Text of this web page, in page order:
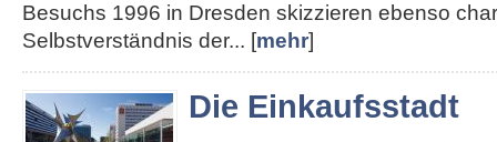
Besuchs 1996 in Dresden skizzieren ebenso
Selbstverständnis der... [mehr]
Die Einkaufsstadt